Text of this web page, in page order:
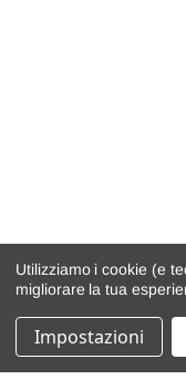
Utilizziamo i cookie (e
migliorare la tua
Impostazioni